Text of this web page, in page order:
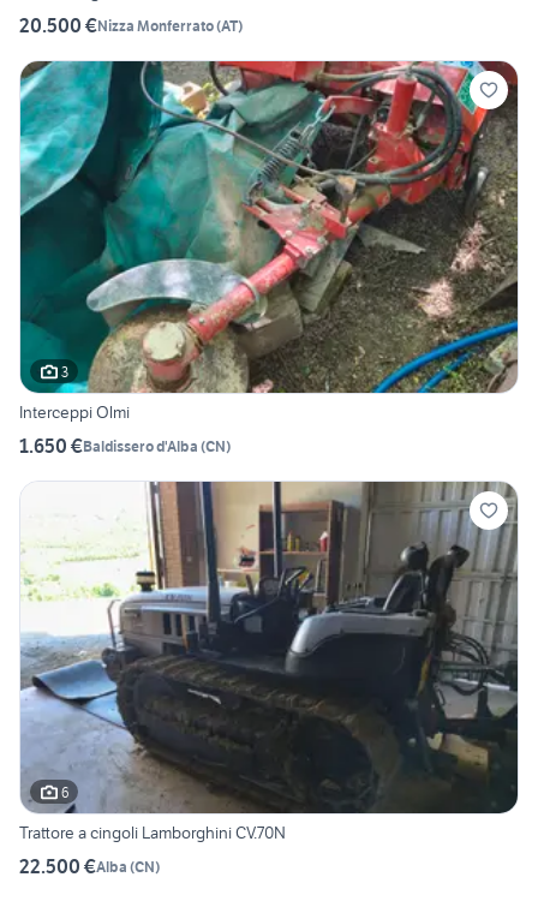
20.500 €Nizza Monferrato(AT)
3
Interceppi Olmi
1.650 €Baldissero d'Alba (CN)
6
Trattore a cingoli Lamborghini CV.70N
22.500 €Alba (CN)